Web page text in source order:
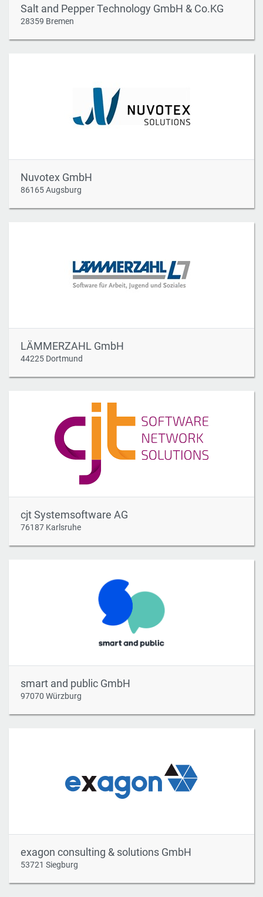
Salt and Pepper Technology GmbH & Co.KG
28359 Bremen
Nuvotex GmbH
86165 Augsburg
LÄMMERZAHL GmbH
44225 Dortmund
cjt Systemsoftware AG
76187 Karlsruhe
smart and public GmbH
97070 Würzburg
exagon consulting & solutions GmbH
53721 Siegburg